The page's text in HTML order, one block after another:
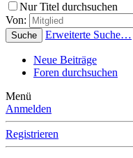
Nur Titel durchsuchen
Von:
Suche Erweiterte Suche…
Neue Beiträge
Foren durchsuchen
Menü
Anmelden
Registrieren